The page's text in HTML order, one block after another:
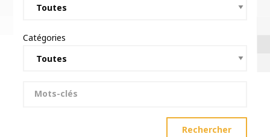
Catégories
Mots-clés
Rechercher